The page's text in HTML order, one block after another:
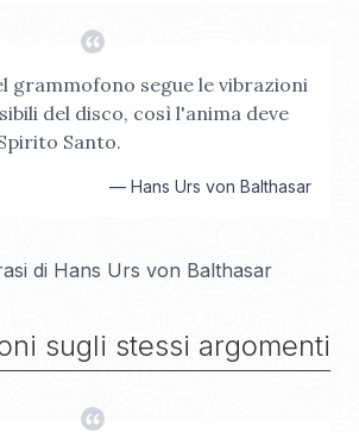
grammofono segue le vibrazioni
del disco, così l'anima deve
Santo.
— Hans Urs von Balthasar
di Hans Urs von Balthasar
sugli stessi argomenti